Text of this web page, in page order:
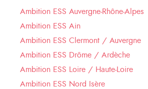
Ambition ESS Auvergne-Rhône-Alpes
Ambition ESS Ain
Ambition ESS Clermont / Auvergne
Ambition ESS Drôme / Ardèche
Ambition ESS Loire / Haute-Loire
Ambition ESS Nord Isère